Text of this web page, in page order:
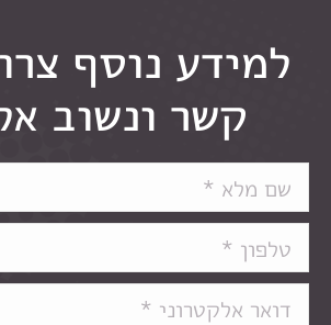
למידע נוסף
קשר ונשוב